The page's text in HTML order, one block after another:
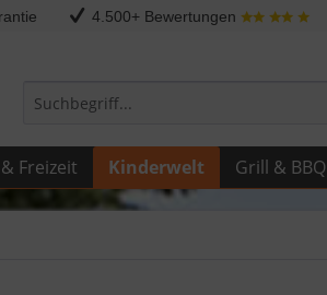
4.500+ Bewertungen
Freizeit Kinderwelt Grill & BBQ